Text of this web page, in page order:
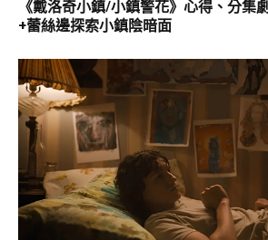
《戴洛奇小鎮/小鎮警花》心得、分集
+蕾絲邊探索小鎮陰暗面